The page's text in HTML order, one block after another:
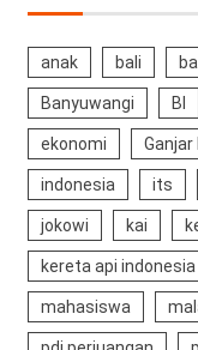
anak bali
Banyuwangi BI
ekonomi Ganjar
indonesia its
jokowi kai
kereta api indonesia
mahasiswa